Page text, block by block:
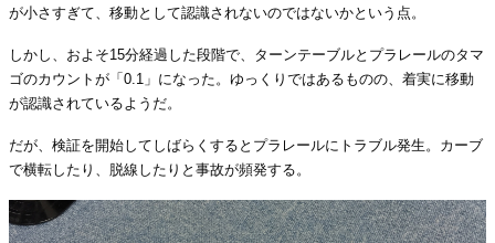
が小さすぎて、移動として認識されないのではないかという点。
しかし、およそ15分経過した段階で、ターンテーブルとプラレールのタマ
ゴのカウントが「0.1」になった。ゆっくりではあるものの、着実に移動
が認識されているようだ。
だが、検証を開始してしばらくするとプラレールにトラブル発生。カーブ
で横転したり、脱線したりと事故が頻発する。